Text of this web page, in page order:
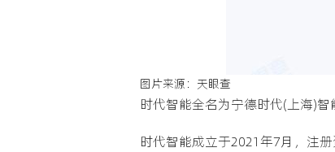
图片来源：天眼查
时代智能全名为宁德时代(上海)
时代智能成立于2021年7月，注